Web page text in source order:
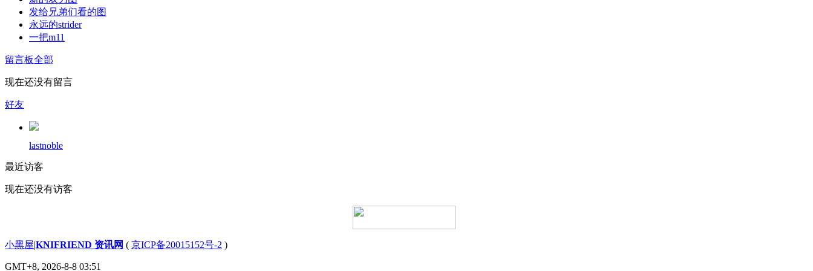
发给兄弟们看的图
永远的strider
一把m11
留言板全部
现在还没有留言
好友
lastnoble
最近访客
现在还没有访客
小黑屋|KNIFRIEND 资讯网 ( 京ICP备20015152号-2 )
GMT+8, 2026-8-8 03:51